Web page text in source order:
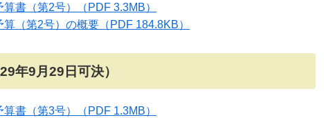
書（第2号）
（PDF 3.3MB）
算（第2号）の概要 （PDF 184.8KB）
年9月29日可決）
書（第3号）
（PDF 1.3MB）